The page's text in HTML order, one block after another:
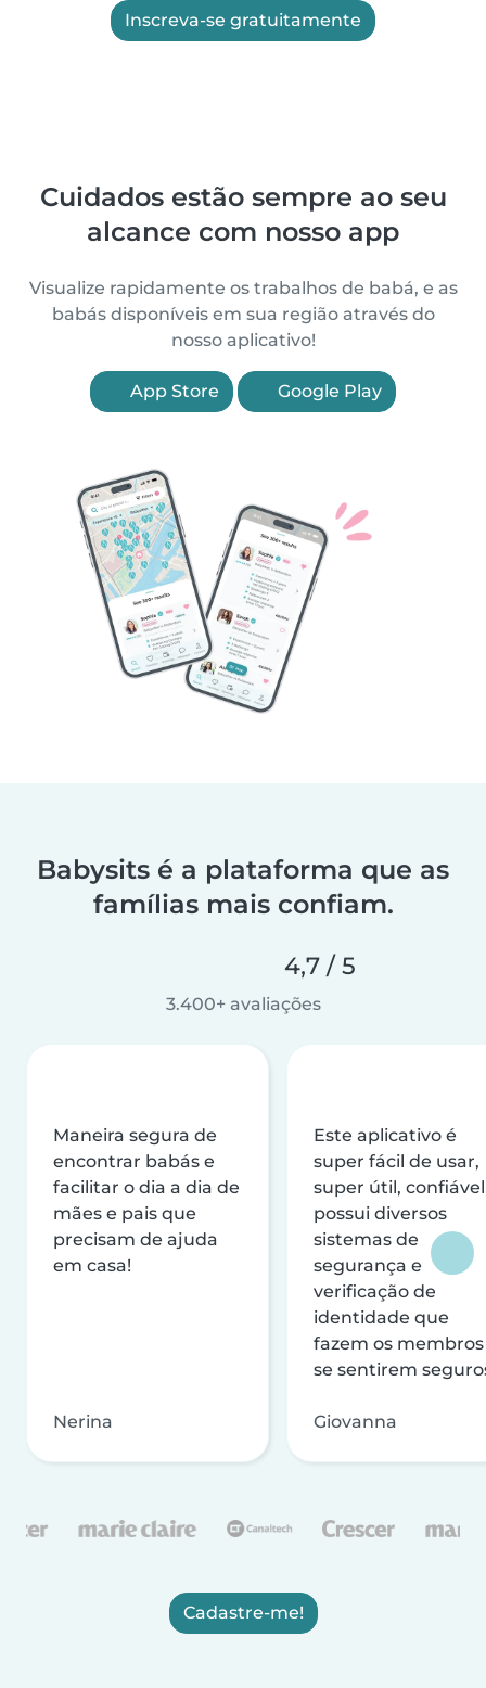
Inscreva-se gratuitamente
Cuidados estão sempre ao seu
alcance com nosso app
Visualize rapidamente os trabalhos de babá, e as
babás disponíveis em sua região através do
nosso aplicativo!
App Store Google Play
Babysits é a plataforma que as
famílias mais confiam.
4,7 / 5
3.400+ avaliações
Maneira segura de
encontrar babás e
facilitar o dia a dia de
mães e pais que
precisam de ajuda
em casa!
Nerina
Este aplicativo é
super fácil de usar,
super útil,
possui diversos
sistemas de
segurança e
verificação de
identidade que
fazem os membros
se sentirem
Giovanna
Cadastre-me!